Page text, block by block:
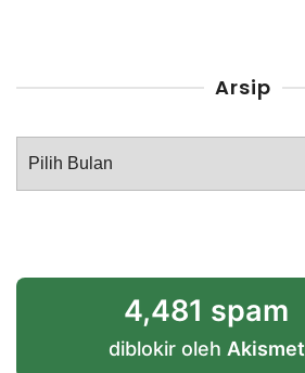
Arsip
Arsip
4,481 spam
diblokir oleh Akismet